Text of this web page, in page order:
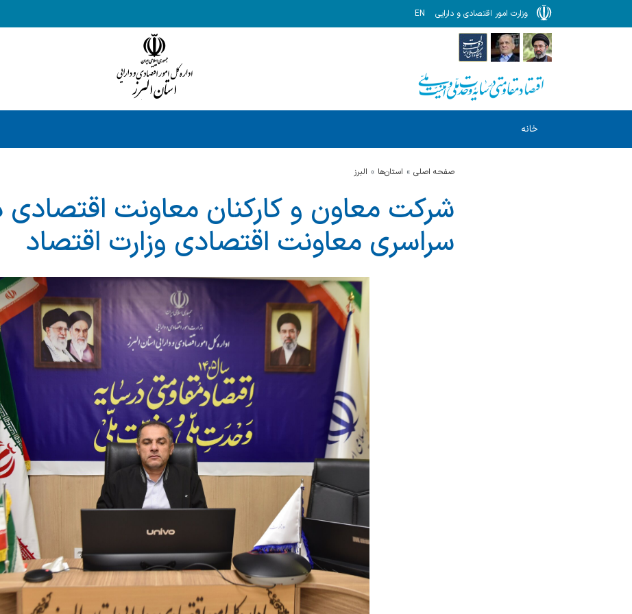
وزارت امور اقتصادی و دارایی EN
خانه
صفحه اصلی استان‌ها البرز
شرکت معاون و کارکنان معاونت اقتصادی
سراسری معاونت اقتصادی وزارت اقتصاد